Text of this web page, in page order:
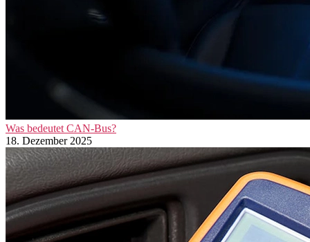
Was bedeutet CAN-Bus?
18. Dezember 2025